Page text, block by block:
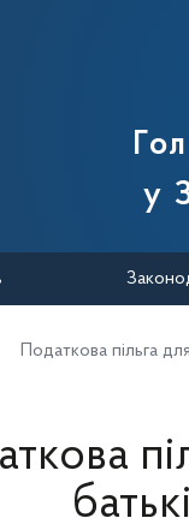
у
Податкова пільга